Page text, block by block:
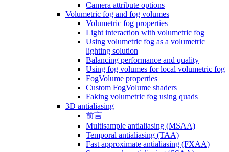
Camera attribute options
Volumetric fog and fog volumes
Volumetric fog properties
Light interaction with volumetric fog
Using volumetric fog as a volumetric
lighting solution
Balancing performance and quality
Using fog volumes for local volumetric fog
FogVolume properties
Custom FogVolume shaders
Faking volumetric fog using quads
3D antialiasing
前言
Multisample antialiasing (MSAA)
Temporal antialiasing (TAA)
Fast approximate antialiasing (FXAA)